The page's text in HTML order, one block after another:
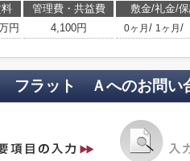
管理費・共益費 敷金/礼金/
円 4,100円 0ヶ月 / 1ヶ月 /
フラット Ａへのお問い